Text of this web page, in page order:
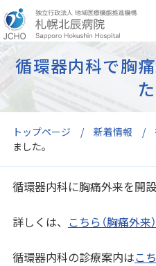
トップページ 新着情報
ました。
循環器内科で胸
た
循環器内科に胸痛外来を開設
詳しくは、 こちら（胸痛外来）
循環器内科の診療案内はこ